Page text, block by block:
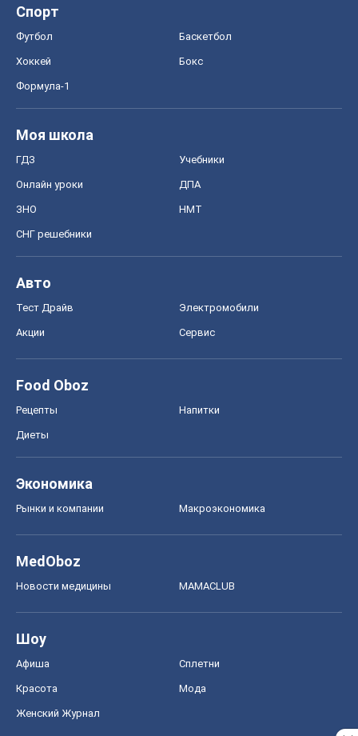
Спорт
Футбол Баскетбол
Хоккей Бокс
Формула-1
Моя школа
ГДЗ Учебники
Онлайн уроки ДПА
ЗНО НМТ
СНГ решебники
Авто
Тест Драйв Электромобили
Акции Сервис
Food Oboz
Рецепты Напитки
Диеты
Экономика
Рынки и компании Mакроэкономика
MedOboz
Новости медицины MAMACLUB
Шоу
Афиша Сплетни
Красота Мода
Женский Журнал